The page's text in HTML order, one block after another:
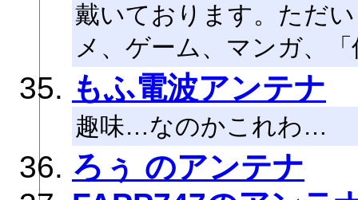
戴いております。ただ
メ、ゲーム、マンガ、
もふ電波アンテナ
趣味…なのかこれわ…
ろぅ のアンテナ